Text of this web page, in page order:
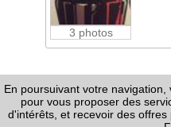
3 photos
FAQ -Règles de
CGU- Page
En poursuivant votre
pour vous proposer des
d'intérêts, et recevoir des offres